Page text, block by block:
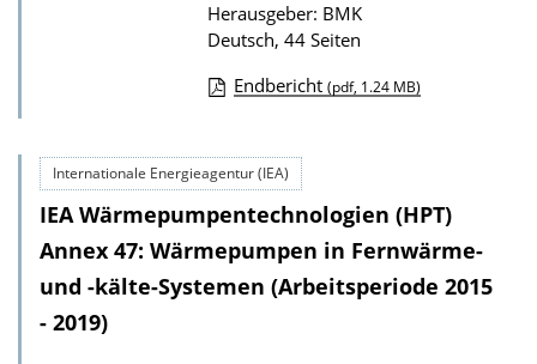
i
k
a
i
o
n
Herausgeber: BMK
Deutsch, 44 Seiten
w
n
l
o
Endbericht (pdf, 1.24 MB)
Internationale Energieagentur (IEA)
IEA Wärmepumpentechnologien (HPT)
Annex 47: Wärmepumpen in Fernwärme-
und -kälte-Systemen (Arbeitsperiode 2015
- 2019)